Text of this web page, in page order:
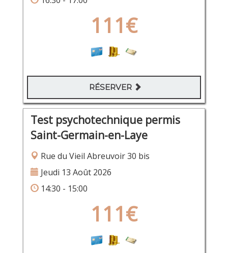
111€
RÉSERVER
Test psychotechnique permis
Saint-Germain-en-Laye
Rue du Vieil Abreuvoir 30 bis
Jeudi 13 Août 2026
14:30 - 15:00
111€